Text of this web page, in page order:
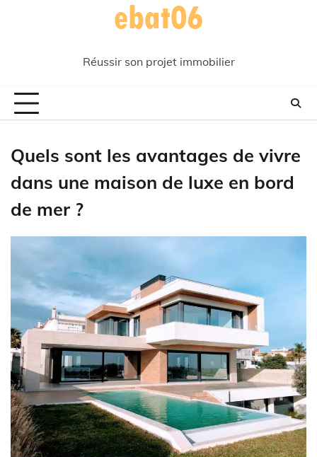
Réussir son projet immobilier
Quels sont les avantages de vivre
dans une maison de luxe en bord
de mer ?